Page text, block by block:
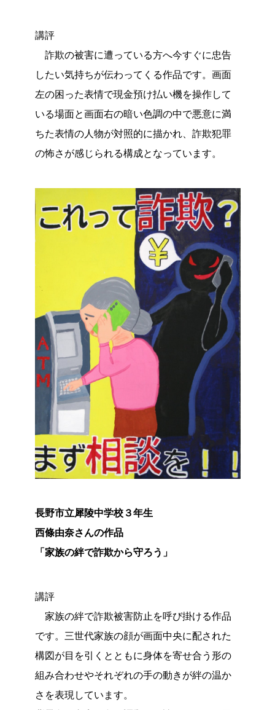
講評
詐欺の被害に遭っている方へ今すぐに忠告
したい気持ちが伝わってくる作品です。画面
左の困った表情で現金預け払い機を操作して
いる場面と画面右の暗い色調の中で悪意に満
ちた表情の人物が対照的に描かれ、詐欺犯罪
の怖さが感じられる構成となっています。
長野市立犀陵中学校３年生
西條由奈さんの作品
「家族の絆で詐欺から守ろう」
講評
家族の絆で詐欺被害防止を呼び掛ける作品
です。三世代家族の顔が画面中央に配された
構図が目を引くとともに身体を寄せ合う形の
組み合わせやそれぞれの手の動きが絆の温か
さを表現しています。